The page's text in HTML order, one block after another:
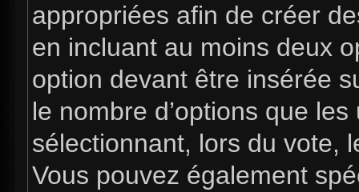
appropriées afin de créer
en incluant au moins deux
option devant être insérée
le nombre d’options que
sélectionnant, lors du vote,
Vous pouvez également